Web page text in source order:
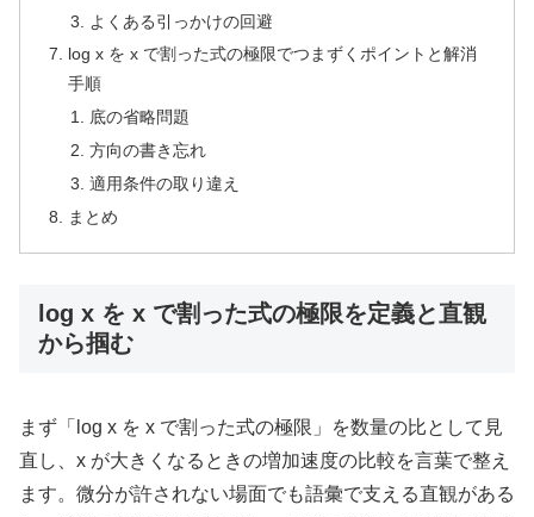
よくある引っかけの回避
log x を x で割った式の極限でつまずくポイントと解消
手順
底の省略問題
方向の書き忘れ
適用条件の取り違え
まとめ
log x を x で割った式の極限を定義と直観
から掴む
まず「log x を x で割った式の極限」を数量の比として見
直し、x が大きくなるときの増加速度の比較を言葉で整え
ます。微分が許されない場面でも語彙で支える直観がある